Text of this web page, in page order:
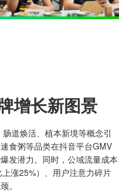
增长新图景
道焕活、植本新境等概念引
食粥等品类在抖音平台GMV
发潜力。同时，公域流量成本
涨25%）、用户注意力碎片
。